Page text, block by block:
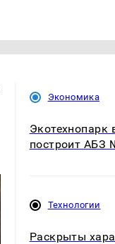
Экономика
Экотехнопарк
построит АБЗ
Технологии
Раскрыты